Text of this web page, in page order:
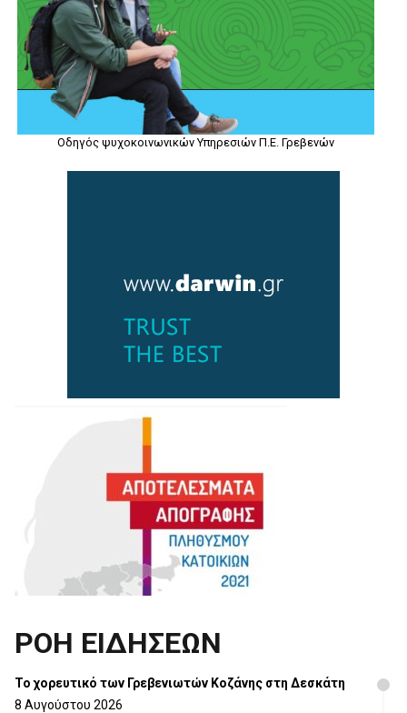
Οδηγός ψυχοκοινωνικών Υπηρεσιών Π.Ε. Γρεβενών
ΡΟΗ ΕΙΔΗΣΕΩΝ
Το χορευτικό των Γρεβενιωτών Κοζάνης στη Δεσκάτη
8 Αυγούστου 2026